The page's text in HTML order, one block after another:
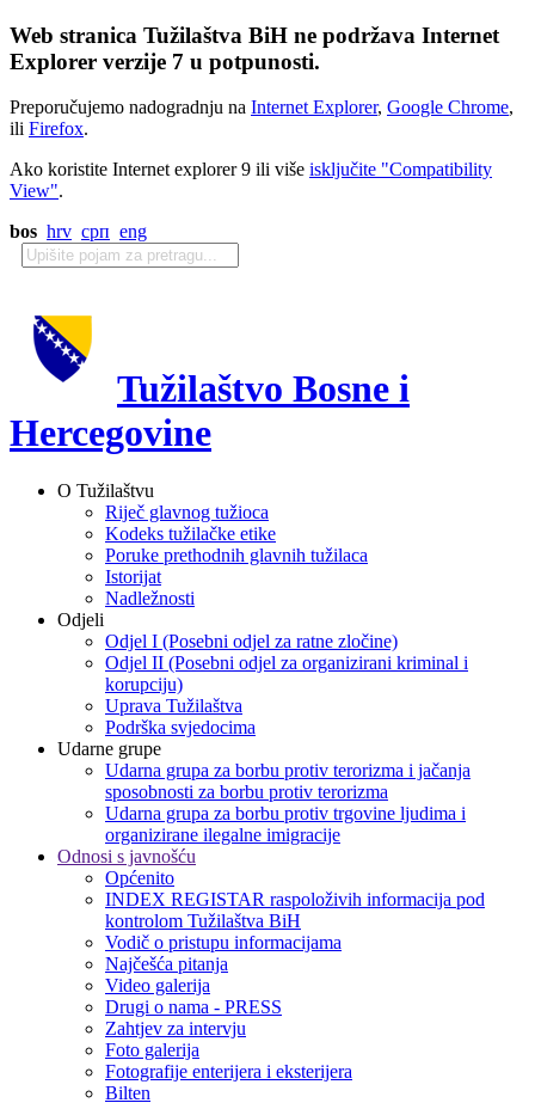
Web stranica Tužilaštva BiH ne podržava Internet
Explorer verzije 7 u potpunosti.
Preporučujemo nadogradnju na Internet Explorer, Google Chrome,
ili Firefox.
Ako koristite Internet explorer 9 ili više isključite "Compatibility
View".
bos hrv срп eng
Tužilaštvo Bosne i
Hercegovine
O Tužilaštvu
Riječ glavnog tužioca
Kodeks tužilačke etike
Poruke prethodnih glavnih tužilaca
Istorijat
Nadležnosti
Odjeli
Odjel I (Posebni odjel za ratne zločine)
Odjel II (Posebni odjel za organizirani kriminal i
korupciju)
Uprava Tužilaštva
Podrška svjedocima
Udarne grupe
Udarna grupa za borbu protiv terorizma i jačanja
sposobnosti za borbu protiv terorizma
Udarna grupa za borbu protiv trgovine ljudima i
organizirane ilegalne imigracije
Odnosi s javnošću
Općenito
INDEX REGISTAR raspoloživih informacija pod
kontrolom Tužilaštva BiH
Vodič o pristupu informacijama
Najčešća pitanja
Video galerija
Drugi o nama - PRESS
Zahtjev za intervju
Foto galerija
Fotografije enterijera i eksterijera
Bilten